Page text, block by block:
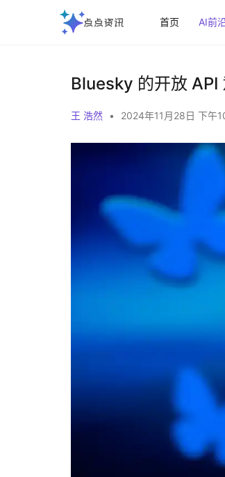
首页 AI前
Bluesky 的开放 API
王 浩然 • 2024年11月28日 下午